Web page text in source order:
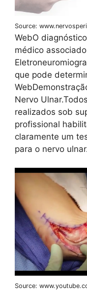
Source:
WebO
médico
que pode
Nervo
realizados sob
profissional
claramente um
para o nervo
Source: